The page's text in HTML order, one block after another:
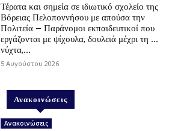
Τέρατα και σημεία σε ιδιωτικό σχολείο της
Βόρειας Πελοποννήσου με απούσα την
Πολιτεία – Παράνομοι εκπαιδευτικοί που
εργάζονται με ψίχουλα, δουλειά μέχρι τη …
νύχτα,...
5 Αυγούστου 2026
Ανακοινώσεις
Ανακοινώσεις